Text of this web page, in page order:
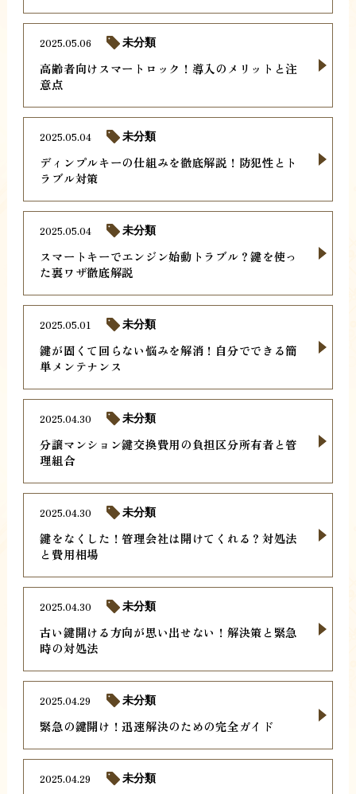
高齢者向けスマートロック！導入のメリットと注
意点
2025.05.06 未分類
ディンプルキーの仕組みを徹底解説！防犯性とト
ラブル対策
2025.05.04 未分類
スマートキーでエンジン始動トラブル？鍵を使っ
た裏ワザ徹底解説
2025.05.04 未分類
鍵が固くて回らない悩みを解消！自分でできる簡
単メンテナンス
2025.05.01 未分類
分譲マンション鍵交換費用の負担区分所有者と管
理組合
2025.04.30 未分類
鍵をなくした！管理会社は開けてくれる？対処法
と費用相場
2025.04.30 未分類
古い鍵開ける方向が思い出せない！解決策と緊急
時の対処法
2025.04.30 未分類
緊急の鍵開け！迅速解決のための完全ガイド
2025.04.29 未分類
2025.04.29 未分類